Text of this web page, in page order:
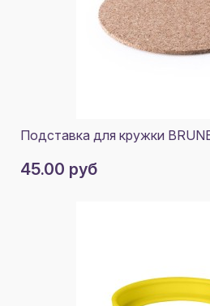
Подставка для кружки
45.00 руб